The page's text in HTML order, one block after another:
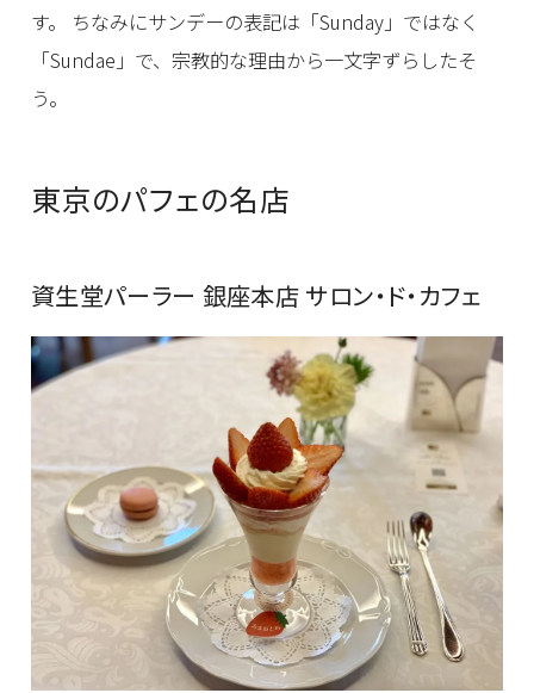
す。 ちなみにサンデーの表記は「Sunday」ではなく
「Sundae」で、宗教的な理由から一文字ずらしたそ
う。
東京のパフェの名店
資生堂パーラー 銀座本店 サロン・ド・カフェ